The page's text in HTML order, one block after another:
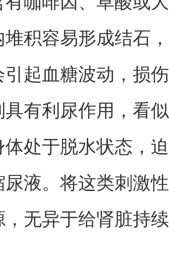
积容易形成结石，
起血糖波动，损伤
有利尿作用，看似
处于脱水状态，迫
液。将这类刺激性
无异于给肾脏持续